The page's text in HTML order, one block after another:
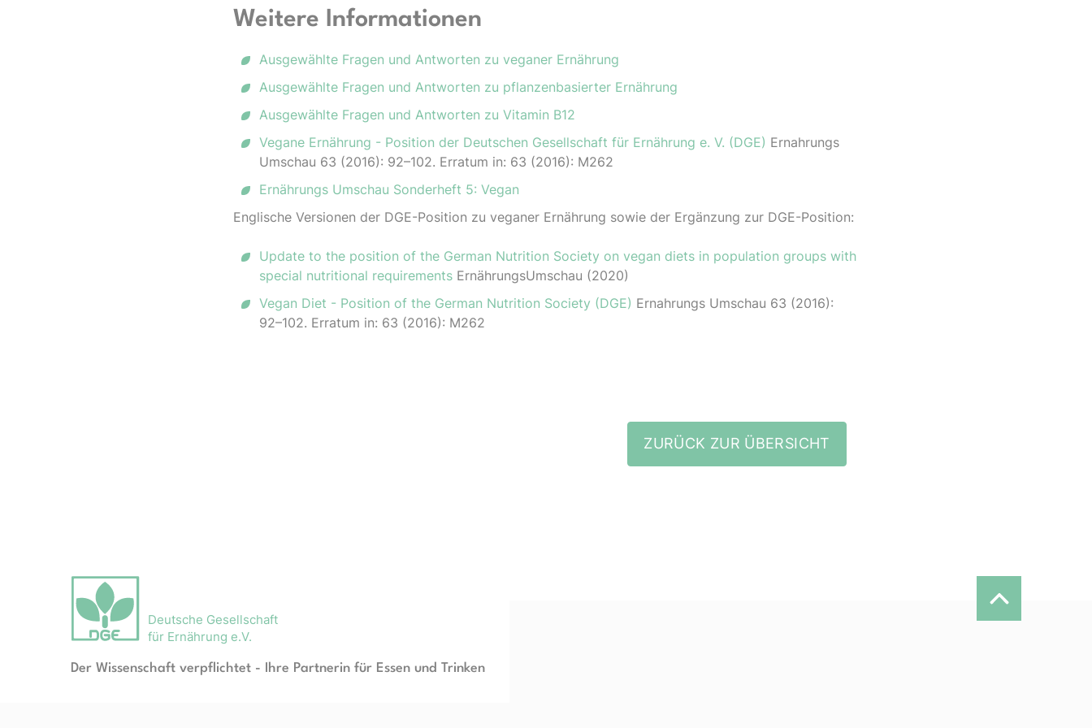
Weitere Informationen
Ausgewählte Fragen und Antworten zu veganer Ernährung
Ausgewählte Fragen und Antworten zu pflanzenbasierter Ernährung
Ausgewählte Fragen und Antworten zu Vitamin B12
Vegane Ernährung - Position der Deutschen Gesellschaft für Ernährung e. V. (DGE) Ernahrungs
Umschau 63 (2016): 92–102. Erratum in: 63 (2016): M262
Er­nähr­ungs Um­schau Son­der­heft 5: Vegan
Englische Versionen der DGE-Position zu veganer Ernährung sowie der Ergänzung zur DGE-Position:
Update to the position of the German Nutrition Society on vegan diets in population groups with
special nutritional requirements ErnährungsUmschau (2020)
Vegan Diet - Position of the German Nutrition Society (DGE) Ernahrungs Umschau 63 (2016):
92–102. Erratum in: 63 (2016): M262
ZURÜCK ZUR ÜBERSICHT
Deutsche Gesellschaft
für Ernährung e.V.
Der Wissenschaft verpflichtet - Ihre Partnerin für Essen und Trinken